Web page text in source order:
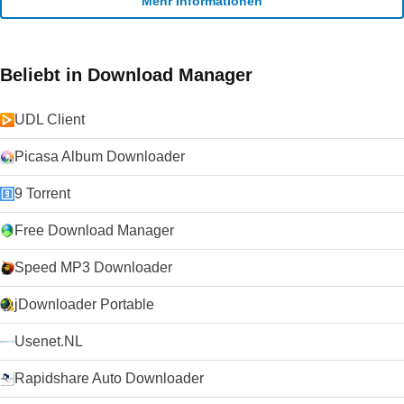
Beliebt in Download Manager
UDL Client
Picasa Album Downloader
9 Torrent
Free Download Manager
Speed MP3 Downloader
jDownloader Portable
Usenet.NL
Rapidshare Auto Downloader